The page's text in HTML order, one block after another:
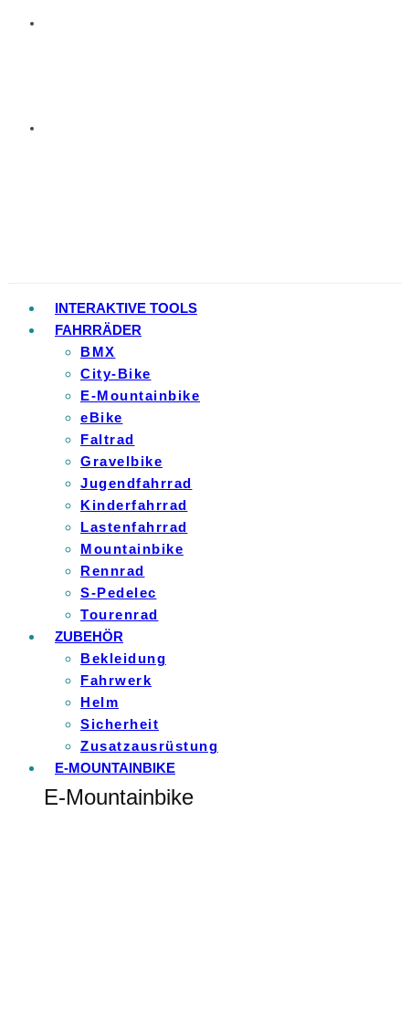
INTERAKTIVE TOOLS
FAHRRÄDER
BMX
City-Bike
E-Mountainbike
eBike
Faltrad
Gravelbike
Jugendfahrrad
Kinderfahrrad
Lastenfahrrad
Mountainbike
Rennrad
S-Pedelec
Tourenrad
ZUBEHÖR
Bekleidung
Fahrwerk
Helm
Sicherheit
Zusatzausrüstung
E-MOUNTAINBIKE
E-Mountainbike